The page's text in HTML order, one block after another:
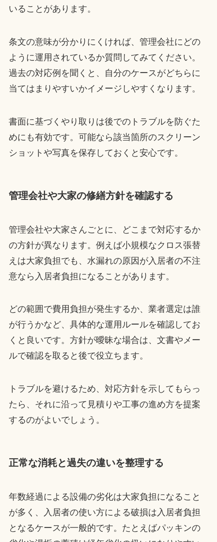
いることがあります。
条文の意味が分かりにくければ、管理会社にどの
ように運用されているか質問してみてください。
過去の対応例を聞くと、自分のケースがどちらに
当てはまりやすいかイメージしやすくなります。
書面に基づくやり取りは後でのトラブルを防ぐた
めにも有効です。可能なら該当箇所のスクリーン
ショットや写真を保存しておくと安心です。
管理会社や大家の修繕方針を確認する
管理会社や大家さんごとに、どこまで対応するか
の方針が異なります。例えば小規模なクロス張替
えは大家負担でも、水漏れの原因が入居者の不注
意なら入居者負担になることがあります。
どの範囲で費用負担が発生するか、業者選定は誰
が行うかなど、具体的な運用ルールを確認してお
くと良いです。方針が曖昧な場合は、文書やメー
ルで確認を取ると後で役立ちます。
トラブルを避けるため、対応方針を示してもらっ
たら、それに沿って見積りや工事の進め方を提案
するのがよいでしょう。
正常な消耗と過失の違いを整理する
年数経過による設備の劣化は大家負担になること
が多く、入居者の使い方による破損は入居者負担
となるケースが一般的です。たとえばパッキンの